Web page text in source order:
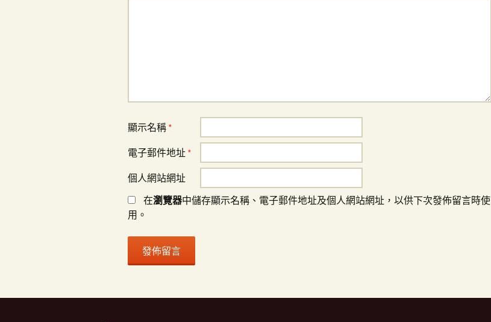
顯示名稱 *
電子郵件地址 *
個人網站網址
在瀏覽器中儲存顯示名稱、電子郵件地址及個人網站網址，以供下次發佈留言時使
用。